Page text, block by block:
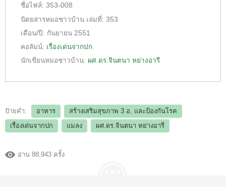
ชื่อไฟล์: 353-008
นิตยสารหมอชาวบ้าน เล่มที่: 353
เดือน/ปี: กันยายน 2551
คอลัมน์: เรื่องเด่นจากปก
นักเขียนหมอชาวบ้าน: ผศ.ดร.จินตนา หย่างอารี
ป้ายคำ: อาหาร
สร้างเสริมสุขภาพ 3 อ.​ และป้องกันโรค
เรื่องเด่นจากปก
แมลง ผศ.ดร.จินตนา หย่างอารี
อ่าน 88,943 ครั้ง